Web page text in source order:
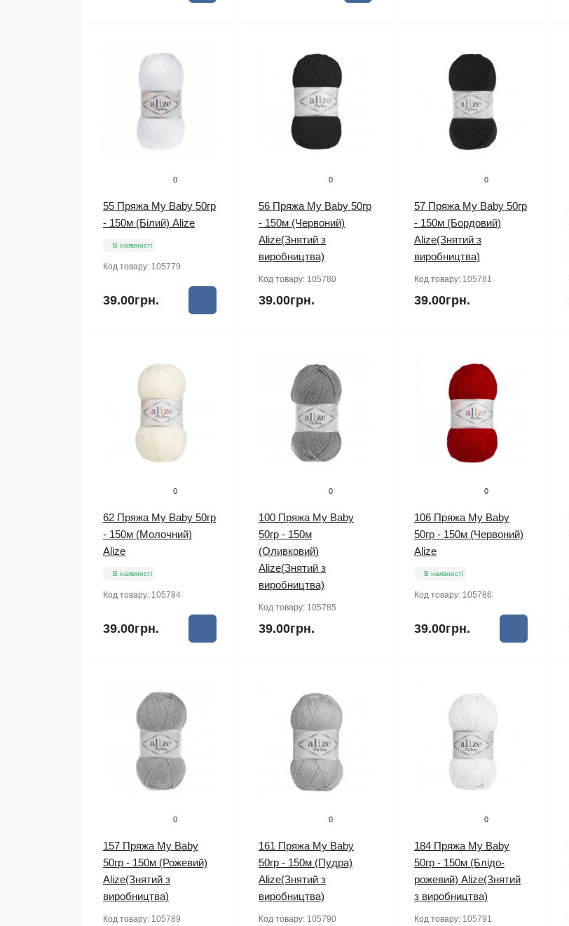
0
55 Пряжа My Baby 50гр
- 150м (Білий) Alize
В наявності
Код товару: 105779
39.00грн.
0
56 Пряжа My Baby 50гр
- 150м (Червоний)
Alize(Знятий з
виробництва)
Код товару: 105780
39.00грн.
0
57 Пряжа My Baby 50гр
- 150м (Бордовий)
Alize(Знятий з
виробництва)
Код товару: 105781
39.00грн.
0
62 Пряжа My Baby 50гр
- 150м (Молочний)
Alize
В наявності
Код товару: 105784
39.00грн.
0
100 Пряжа My Baby
50гр - 150м
(Оливковий)
Alize(Знятий з
виробництва)
Код товару: 105785
39.00грн.
0
106 Пряжа My Baby
50гр - 150м (Червоний)
Alize
В наявності
Код товару: 105786
39.00грн.
0
157 Пряжа My Baby
50гр - 150м (Рожевий)
Alize(Знятий з
виробництва)
Код товару: 105789
0
161 Пряжа My Baby
50гр - 150м (Пудра)
Alize(Знятий з
виробництва)
Код товару: 105790
0
184 Пряжа My Baby
50гр - 150м (Блідо-
рожевий) Alize(Знятий
з виробництва)
Код товару: 105791